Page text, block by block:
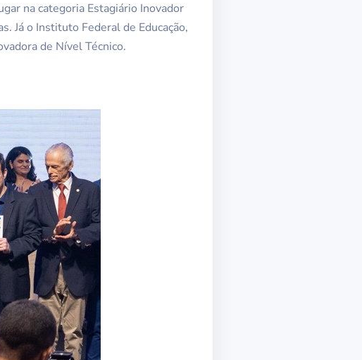
na categoria Estagiário Inovador
Já o Instituto Federal de Educação,
de Nível Técnico.